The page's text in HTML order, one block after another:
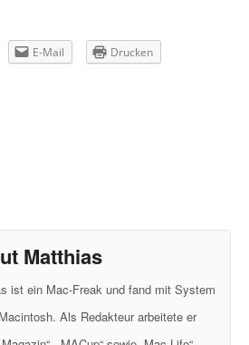
E-Mail Drucken
Matthias
ist ein Mac-Freak und fand mit System
Als Redakteur arbeitete er